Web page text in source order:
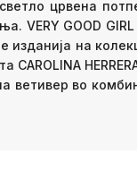
црвена
VERY GOOD GIRL
изданија на
ветивер во